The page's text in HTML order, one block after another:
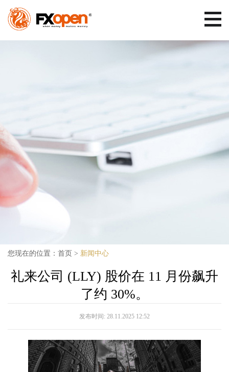
您现在的位置： 首页 > 新闻中心
礼来公司 (LLY) 股价在 11 月份飙升
了约 30%。
发布时间: 28.11.2025 12:52